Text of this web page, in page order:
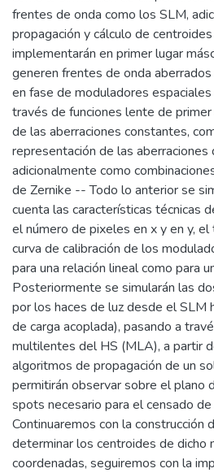
frentes de onda como los SLM,
propagación y cálculo de
implementarán en primer lugar
generen frentes de onda
en fase de moduladores
través de funciones lente de
de las aberraciones constantes,
representación de las
adicionalmente como
de Zernike -- Todo lo anterior se
cuenta las características técnicas
el número de pixeles en x y en y,
curva de calibración de los
para una relación lineal como para
Posteriormente se simularán las
por los haces de luz desde el SLM
de carga acoplada), pasando a
multilentes del HS (MLA), a partir
algoritmos de propagación de un
permitirán observar sobre el plano
spots necesario para el censado
Continuaremos con la construcción
determinar los centroides de dicho
coordenadas, seguiremos con la